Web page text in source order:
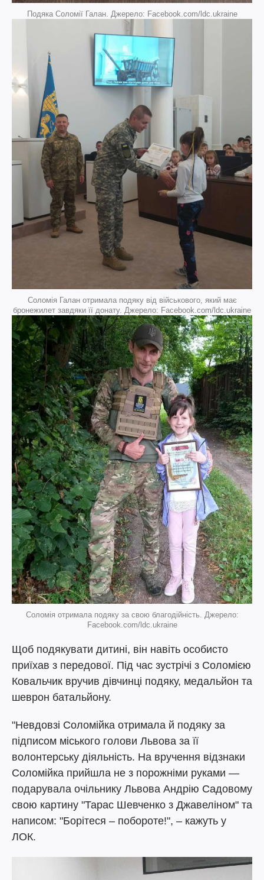
Подяка Соломії Галан. Джерело: Facebook.com/ldc.ukraine
Соломія Галан отримала подяку від військового, який має
бронежилет завдяки її донату. Джерело: Facebook.com/ldc.ukraine
Соломія отримала подяку за свою благодійність. Джерело:
Facebook.com/ldc.ukraine
Щоб подякувати дитині, він навіть особисто
приїхав з передової. Під час зустрічі з Соломією
Ковальчик вручив дівчинці подяку, медальйон та
шеврон батальйону.
"Невдовзі Соломійка отримала й подяку за
підписом міського голови Львова за її
волонтерську діяльність. На вручення відзнаки
Соломійка прийшла не з порожніми руками —
подарувала очільнику Львова Андрію Садовому
свою картину "Тарас Шевченко з Джавеліном" та
написом: "Борітеся – побороте!", – кажуть у
ЛОК.